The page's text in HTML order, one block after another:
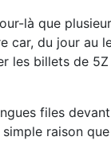
là que
car, du jour au
les billets de
files
raison